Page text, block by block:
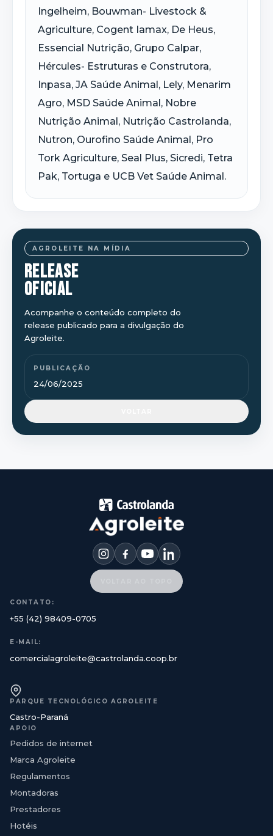
AGROLEITE NA MÍDIA
RELEASE
OFICIAL
Acompanhe o conteúdo completo do
release publicado para a divulgação do
Agroleite.
PUBLICAÇÃO
24/06/2025
Ingelheim, Bouwman- Livestock &
Agriculture, Cogent Iamax, De Heus,
Essencial Nutrição, Grupo Calpar,
Hércules- Estruturas e Construtora,
Inpasa, JA Saúde Animal, Lely, Menarim
Agro, MSD Saúde Animal, Nobre
Nutrição Animal, Nutrição Castrolanda,
Nutron, Ourofino Saúde Animal, Pro
Tork Agriculture, Seal Plus, Sicredi, Tetra
Pak, Tortuga e UCB Vet Saúde Animal.
CONTATO:
+55 (42) 98409-0705
E-MAIL:
comercialagroleite@castrolanda.coop.br
PARQUE TECNOLÓGICO AGROLEITE
Castro-Paraná
APOIO
Pedidos de internet
Marca Agroleite
Regulamentos
Montadoras
Prestadores
Hotéis